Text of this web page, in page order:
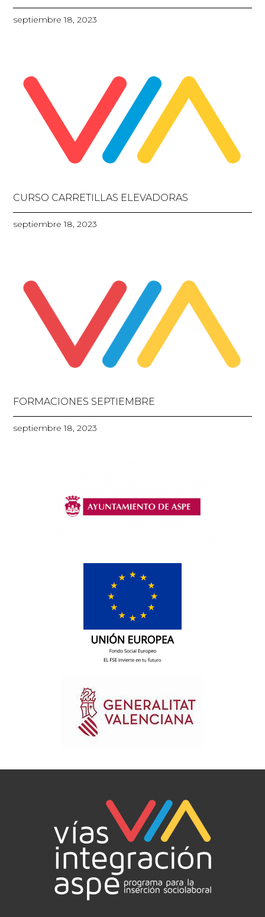
septiembre 18, 2023
CURSO CARRETILLAS ELEVADORAS
septiembre 18, 2023
FORMACIONES SEPTIEMBRE
septiembre 18, 2023